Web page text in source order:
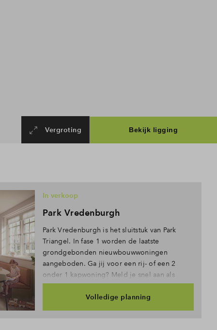
Vergroting
Park Vredenburgh
In verkoop
Park Vredenburgh is het sluitstuk van Park
Triangel. In fase 1 worden de laatste
grondgebonden nieuwbouwwoningen
aangeboden. Ga jij voor een rij- of een 2
onder 1 kapwoning? Meld je snel aan als
belangstellende!
Volledige planning